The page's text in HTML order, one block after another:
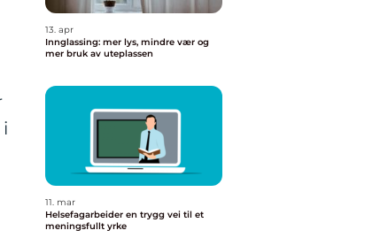
13. apr
Innglassing: mer lys, mindre vær og
mer bruk av uteplassen
11. mar
Helsefagarbeider en trygg vei til et
meningsfullt yrke